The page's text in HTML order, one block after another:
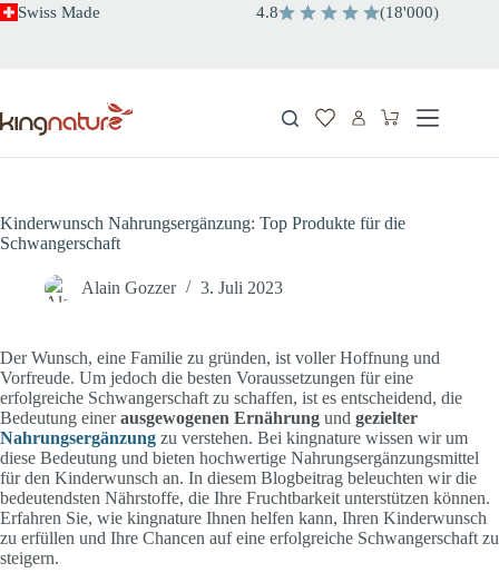
ZumSwiss Made 4.8 (18'000)
Warenkorb
Kinderwunsch Nahrungsergänzung: Top Produkte für die
Schwangerschaft
Alain Gozzer 3. Juli 2023
Der Wunsch, eine Familie zu gründen, ist voller Hoffnung und
Vorfreude. Um jedoch die besten Voraussetzungen für eine
erfolgreiche Schwangerschaft zu schaffen, ist es entscheidend, die
Bedeutung einerausgewogenen Ernährung und gezielter
Nahrungsergänzung zu verstehen. Bei kingnature wissen wir um
diese Bedeutung und bieten hochwertige Nahrungsergänzungsmittel
für den Kinderwunsch an. In diesem Blogbeitrag beleuchten wir die
bedeutendsten Nährstoffe, die Ihre Fruchtbarkeit unterstützen können.
Erfahren Sie, wie kingnature Ihnen helfen kann, Ihren Kinderwunsch
zu erfüllen und Ihre Chancen auf eine erfolgreiche Schwangerschaft zu
steigern.